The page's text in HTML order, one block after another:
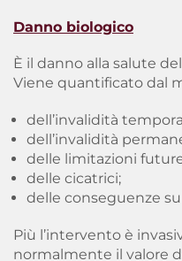
Danno biologico
È il danno alla salute
Viene quantificato dal
dell’invalidità
dell’invalidità
delle limitazioni
delle cicatrici;
delle conseguenze
Più l’intervento è
normalmente il valore